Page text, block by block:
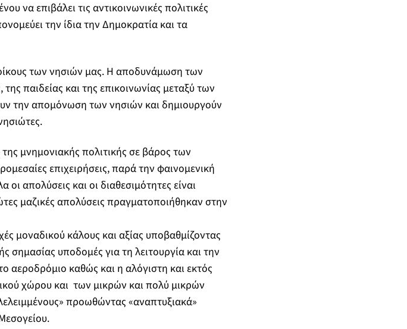
να επιβάλει τις αντικοινωνικές πολιτικές
την ίδια την Δημοκρατία και τα
των νησιών μας. Η αποδυνάμωση των
παιδείας και της επικοινωνίας μεταξύ των
την απομόνωση των νησιών και δημιουργούν
μνημονιακής πολιτικής σε βάρος των
επιχειρήσεις, παρά την φαινομενική
απολύσεις και οι διαθεσιμότητες είναι
μαζικές απολύσεις πραγματοποιήθηκαν στην
μοναδικού κάλους και αξίας υποβαθμίζοντας
σημασίας υποδομές για τη λειτουργία και την
αεροδρόμιο καθώς και η αλόγιστη και εκτός
χώρου και των μικρών και πολύ μικρών
προωθώντας «αναπτυξιακά»